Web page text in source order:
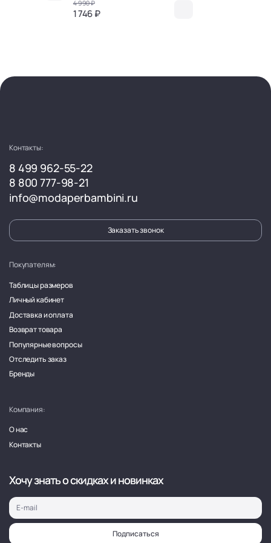
4 990 ₽
1 746 ₽
Контакты:
8 499 962-55-22
8 800 777-98-21
info@modaperbambini.ru
Заказать звонок
Покупателям:
Таблицы размеров
Личный кабинет
Доставка и оплата
Возврат товара
Популярные вопросы
Отследить заказ
Бренды
Компания:
О нас
Контакты
Хочу знать о скидках и новинках
Подписаться